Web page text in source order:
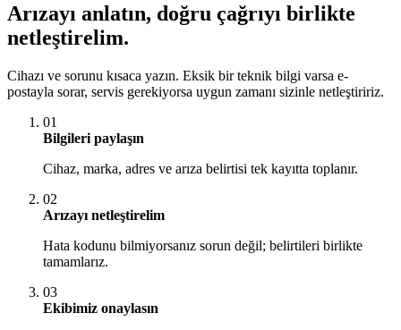
Arızayı anlatın, doğru çağrıyı birlikte
netleştirelim.
Cihazı ve sorunu kısaca yazın. Eksik bir teknik bilgi varsa e-
postayla sorar, servis gerekiyorsa uygun zamanı sizinle netleştiririz.
01
Bilgileri paylaşın
Cihaz, marka, adres ve arıza belirtisi tek kayıtta toplanır.
02
Arızayı netleştirelim
Hata kodunu bilmiyorsanız sorun değil; belirtileri birlikte
tamamlarız.
03
Ekibimiz onaylasın